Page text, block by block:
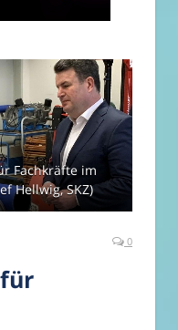
Fachkräfte im
Hellwig, SKZ)
0